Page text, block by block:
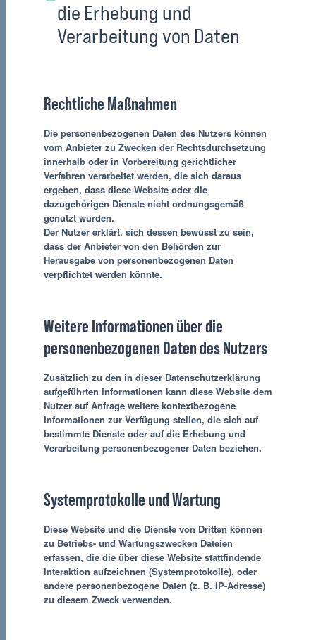
die Erhebung und
Verarbeitung von Daten
Rechtliche Maßnahmen
Die personenbezogenen Daten des Nutzers können
vom Anbieter zu Zwecken der Rechtsdurchsetzung
innerhalb oder in Vorbereitung gerichtlicher
Verfahren verarbeitet werden, die sich daraus
ergeben, dass diese Website oder die
dazugehörigen Dienste nicht ordnungsgemäß
genutzt wurden.
Der Nutzer erklärt, sich dessen bewusst zu sein,
dass der Anbieter von den Behörden zur
Herausgabe von personenbezogenen Daten
verpflichtet werden könnte.
Weitere Informationen über die
personenbezogenen Daten des Nutzers
Zusätzlich zu den in dieser Datenschutzerklärung
aufgeführten Informationen kann diese Website dem
Nutzer auf Anfrage weitere kontextbezogene
Informationen zur Verfügung stellen, die sich auf
bestimmte Dienste oder auf die Erhebung und
Verarbeitung personenbezogener Daten beziehen.
Systemprotokolle und Wartung
Diese Website und die Dienste von Dritten können
zu Betriebs- und Wartungszwecken Dateien
erfassen, die die über diese Website stattfindende
Interaktion aufzeichnen (Systemprotokolle), oder
andere personenbezogene Daten (z. B. IP-Adresse)
zu diesem Zweck verwenden.